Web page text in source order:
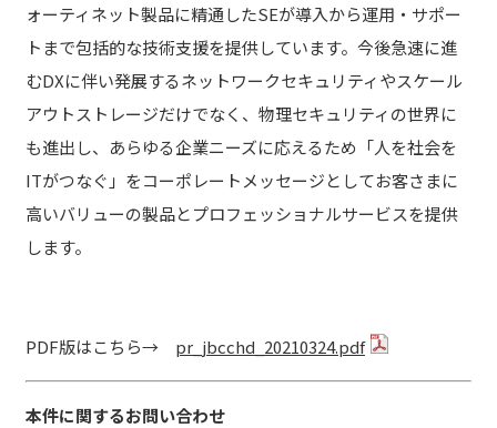
ォーティネット製品に精通したSEが導入から運用・サポー
トまで包括的な技術支援を提供しています。今後急速に進
むDXに伴い発展するネットワークセキュリティやスケール
アウトストレージだけでなく、物理セキュリティの世界に
も進出し、あらゆる企業ニーズに応えるため「人を社会を
ITがつなぐ」をコーポレートメッセージとしてお客さまに
高いバリューの製品とプロフェッショナルサービスを提供
します。
PDF版はこちら→ pr_jbcchd_20210324.pdf
本件に関するお問い合わせ